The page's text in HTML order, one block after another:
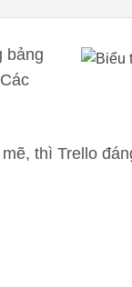
bảng
thì Trello